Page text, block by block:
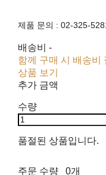
제품 문의 : 02-325-
배송비 -
함께 구매 시 배송비
상품 보기
추가 금액
수량
품절된 상품입니다.
주문 수량
0개